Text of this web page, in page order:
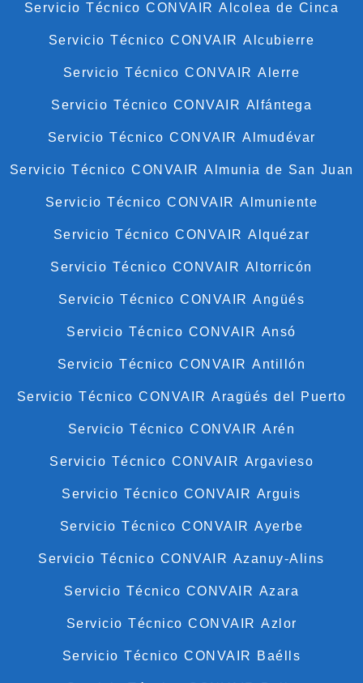
Servicio Técnico CONVAIR Alcolea de Cinca
Servicio Técnico CONVAIR Alcubierre
Servicio Técnico CONVAIR Alerre
Servicio Técnico CONVAIR Alfántega
Servicio Técnico CONVAIR Almudévar
Servicio Técnico CONVAIR Almunia de San Juan
Servicio Técnico CONVAIR Almuniente
Servicio Técnico CONVAIR Alquézar
Servicio Técnico CONVAIR Altorricón
Servicio Técnico CONVAIR Angüés
Servicio Técnico CONVAIR Ansó
Servicio Técnico CONVAIR Antillón
Servicio Técnico CONVAIR Aragüés del Puerto
Servicio Técnico CONVAIR Arén
Servicio Técnico CONVAIR Argavieso
Servicio Técnico CONVAIR Arguis
Servicio Técnico CONVAIR Ayerbe
Servicio Técnico CONVAIR Azanuy-Alins
Servicio Técnico CONVAIR Azara
Servicio Técnico CONVAIR Azlor
Servicio Técnico CONVAIR Baélls